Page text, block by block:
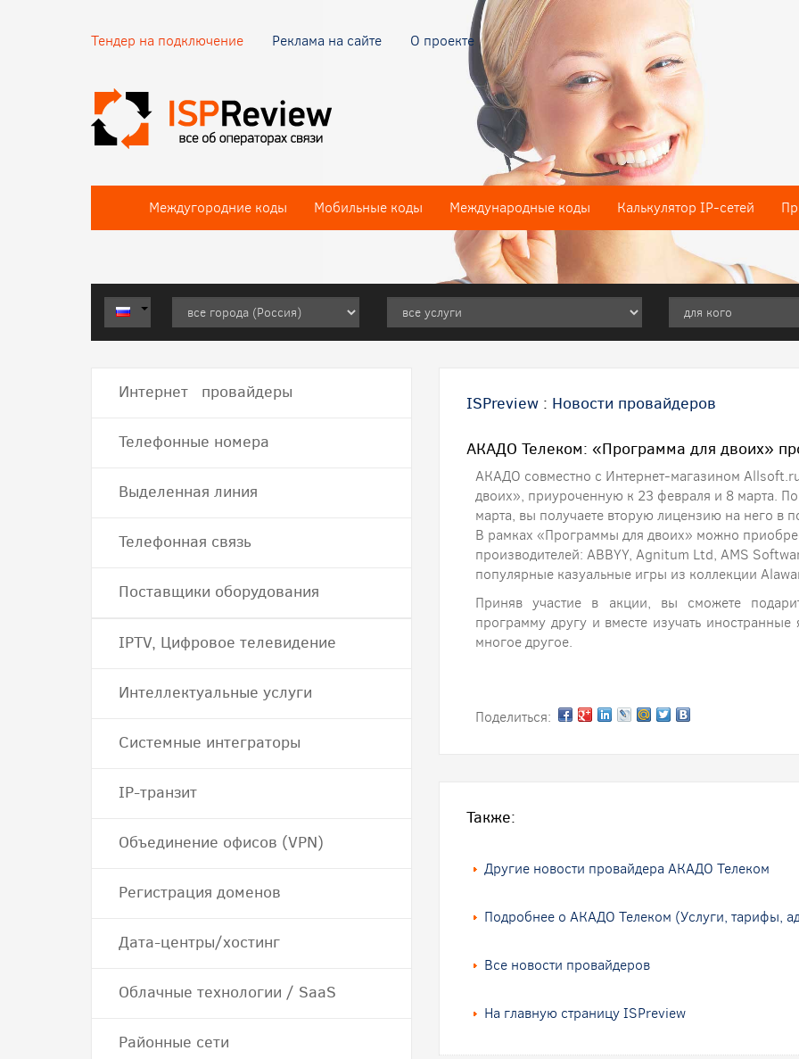
Тендер на подключение Реклама на сайте О проекте
Междугородние коды Мобильные коды Международные коды Калькулятор IP-сетей
ISPreview : Новости провайдеров
АКАДО Телеком: «Программа для двоих»
АКАДО совместно с Интернет-магазином
двоих», приуроченную к 23 февраля и 8 марта.
марта, вы получаете вторую лицензию на него в
В рамках «Программы для двоих» можно
производителей: ABBYY, Agnitum Ltd, AMS
популярные казуальные игры из коллекции
Приняв участие в акции, вы сможете
программу другу и вместе изучать
многое другое.
Поделиться:
Также:
Другие новости провайдера АКАДО Телеком
Подробнее о АКАДО Телеком (Услуги, тарифы,
Все новости провайдеров
На главную страницу ISPreview
Интернет провайдеры
Телефонные номера
Выделенная линия
Телефонная связь
Поставщики оборудования
IPTV, Цифровое телевидение
Интеллектуальные услуги
Системные интеграторы
IP-транзит
Объединение офисов (VPN)
Регистрация доменов
Дата-центры/хостинг
Облачные технологии / SaaS
Районные сети